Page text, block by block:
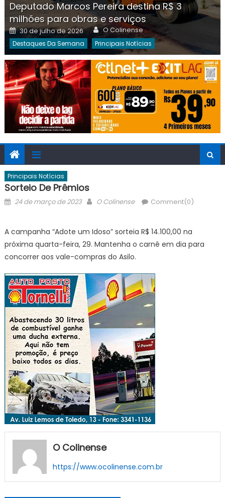
Deputado Marcos Pereira destina R$ 3
milhões para obras e serviços
Posted
on
30 de julho de 2026 Author
O Colinense
Destaques Da Semana Principais Notícias
Principais Notícias
Sorteio De Prêmios
Posted
24 de março de 2023 Author
O Colinense Comment(0)
A campanha “Adote um Idoso” sorteia R$ 14.100,00 na
próxima quarta-feira, 29. Mantenha o carnê em dia para
concorrer aos vale-compras do Asilo.
O Colinense
https://www.ocolinense.com.br